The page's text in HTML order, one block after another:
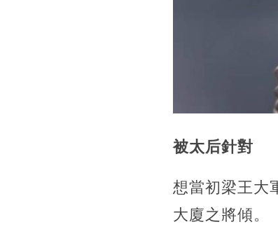
被太后針對
想當初梁王大
大廈之將傾。